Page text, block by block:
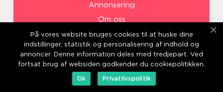
Annonsering
Om oss
Cookies
Kontakta oss
Sitemap
På vores website bruges cookies til at huske dine
indstillinger, statistik og personalisering af indhold og
annoncer. Denne information deles med tredjepart. Ved
fortsat brug af websiden godkender du cookiepolitikken.
Ok
Privatlivspolitik